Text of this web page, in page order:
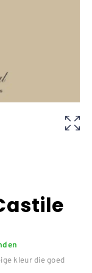
kleur die goed